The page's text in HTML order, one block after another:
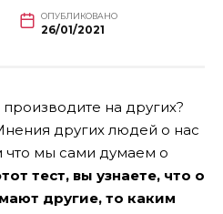
ОПУБЛИКОВАНО
26/01/2021
на других?
других людей о нас
что мы сами думаем о
тест, вы узнаете, что о
другие, то каким